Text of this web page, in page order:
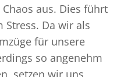
aus. Dies führt
Da wir als
für unsere
so angenehm
setzen wir uns